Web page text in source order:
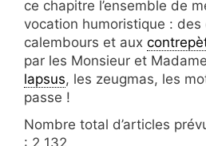
ce chapitre l’ensemble de
vocation humoristique :
calembours et aux
par les Monsieur et
lapsus, les zeugmas, les
passe !
Nombre total d’articles